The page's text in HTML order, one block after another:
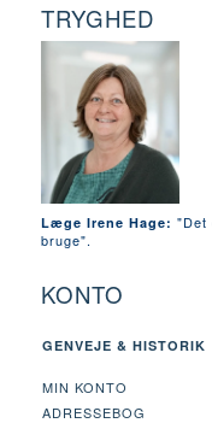
TRYGHED
Læge Irene Hage: "Det
bruge".
KONTO
GENVEJE & HISTORIK
MIN KONTO
ADRESSEBOG